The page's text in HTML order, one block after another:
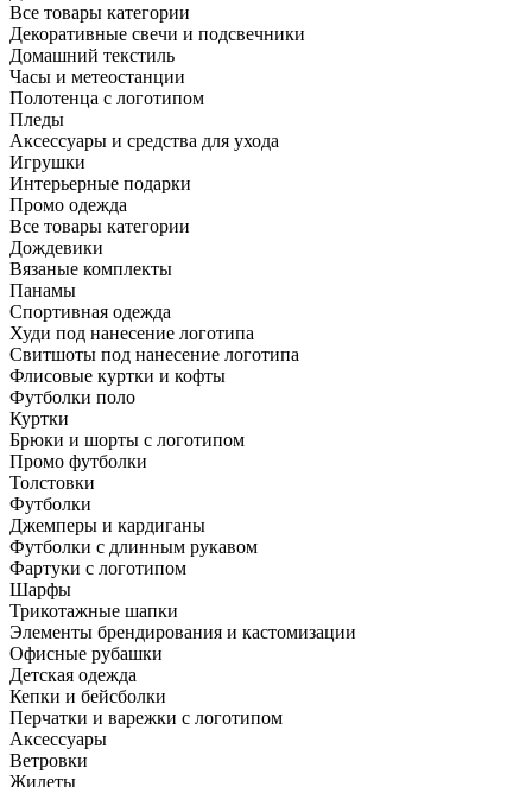
Все товары категории
Декоративные свечи и подсвечники
Домашний текстиль
Часы и метеостанции
Полотенца с логотипом
Пледы
Аксессуары и средства для ухода
Игрушки
Интерьерные подарки
Промо одежда
Все товары категории
Дождевики
Вязаные комплекты
Панамы
Спортивная одежда
Худи под нанесение логотипа
Свитшоты под нанесение логотипа
Флисовые куртки и кофты
Футболки поло
Куртки
Брюки и шорты с логотипом
Промо футболки
Толстовки
Футболки
Джемперы и кардиганы
Футболки с длинным рукавом
Фартуки с логотипом
Шарфы
Трикотажные шапки
Элементы брендирования и кастомизации
Офисные рубашки
Детская одежда
Кепки и бейсболки
Перчатки и варежки с логотипом
Аксессуары
Ветровки
Жилеты